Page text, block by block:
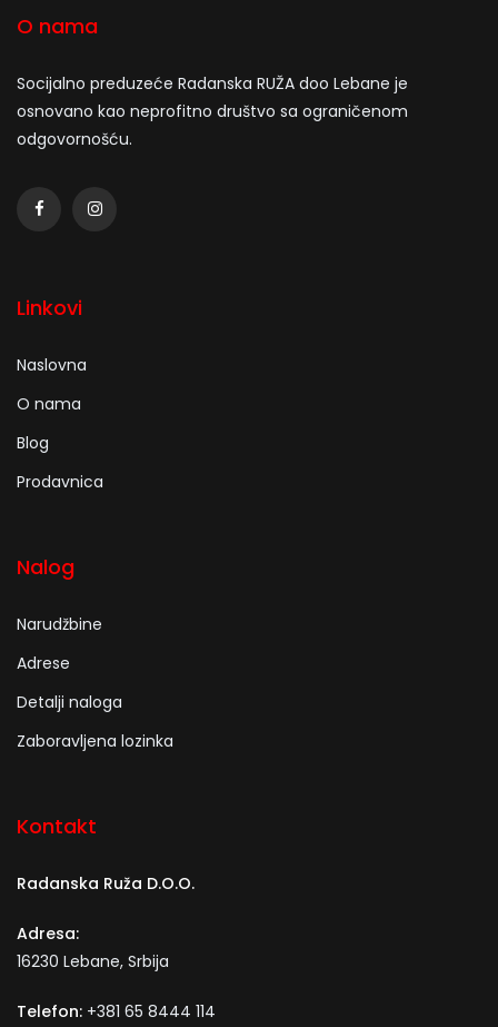
O nama
Socijalno preduzeće Radanska RUŽA doo Lebane je
osnovano kao neprofitno društvo sa ograničenom
odgovornošću.
Linkovi
Naslovna
O nama
Blog
Prodavnica
Nalog
Narudžbine
Adrese
Detalji naloga
Zaboravljena lozinka
Kontakt
Radanska Ruža D.O.O.
Adresa:
16230 Lebane, Srbija
Telefon: +381 65 8444 114